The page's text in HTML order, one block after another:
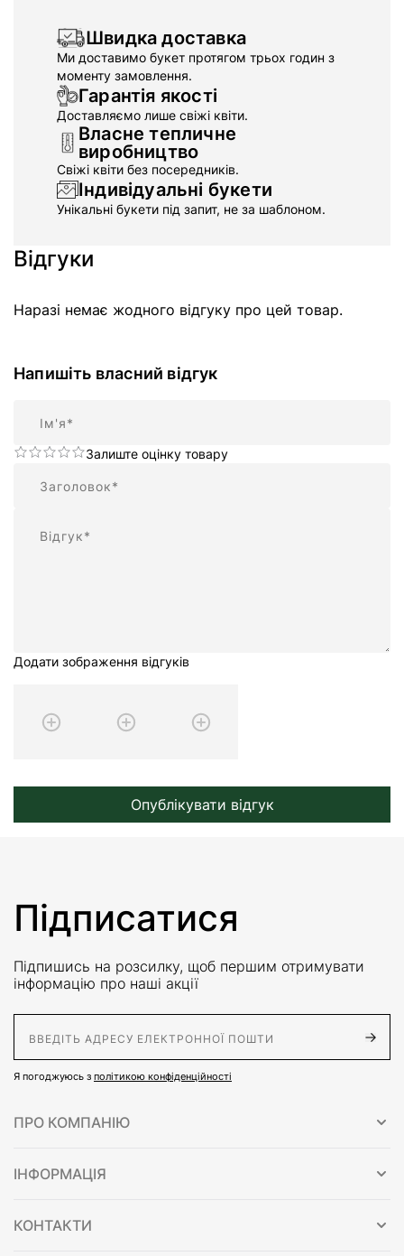
Швидка доставка
Ми доставимо букет протягом трьох годин з
моменту замовлення.
Гарантія якості
Доставляємо лише свіжі квіти.
Власне тепличне
виробництво
Свіжі квіти без посередників.
Індивідуальні букети
Унікальні букети під запит, не за шаблоном.
Відгуки
Наразі немає жодного відгуку про цей товар.
Напишіть власний відгук
Залиште оцінку товару
Додати зображення відгуків
Опублікувати відгук
Підписатися
Підпишись на розсилку, щоб першим отримувати
інформацію про наші акції
Я погоджуюсь з політикою конфіденційності
ПРО КОМПАНІЮ
ІНФОРМАЦІЯ
КОНТАКТИ